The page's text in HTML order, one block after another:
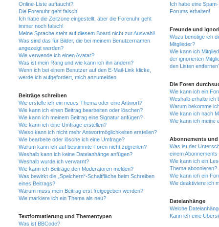
Online-Liste auftaucht?
Die Forenuhr geht falsch!
Ich habe die Zeitzone eingestellt, aber die Forenuhr geht
immer noch falsch!
Meine Sprache steht auf diesem Board nicht zur Auswahl!
Was sind das für Bilder, die bei meinem Benutzernamen
angezeigt werden?
Wie verwende ich einen Avatar?
Was ist mein Rang und wie kann ich ihn ändern?
Wenn ich bei einem Benutzer auf den E-Mail-Link klicke,
werde ich aufgefordert, mich anzumelden.
Beiträge schreiben
Wie erstelle ich ein neues Thema oder eine Antwort?
Wie kann ich einen Beitrag bearbeiten oder löschen?
Wie kann ich meinem Beitrag eine Signatur anfügen?
Wie kann ich eine Umfrage erstellen?
Wieso kann ich nicht mehr Antwortmöglichkeiten erstellen?
Wie bearbeite oder lösche ich eine Umfrage?
Warum kann ich auf bestimmte Foren nicht zugreifen?
Weshalb kann ich keine Dateianhänge anfügen?
Weshalb wurde ich verwarnt?
Wie kann ich Beiträge den Moderatoren melden?
Was bewirkt die „Speichern“-Schaltfläche beim Schreiben
eines Beitrags?
Warum muss mein Beitrag erst freigegeben werden?
Wie markiere ich ein Thema als neu?
Textformatierung und Thementypen
Was ist BBCode?
Ich habe eine
Forums erhalten!
Freunde und
Wozu benötige ich
Mitglieder?
Wie kann ich
der ignorierten
den Listen
Die Foren
Wie kann ich ein
Weshalb erhalte ich
Warum bekomme
Wie kann ich nach
Wie kann ich meine
Abonnements und
Was ist der
einem
Wie kann ich ein
Thema abonnieren?
Wie kann ich ein
Wie deaktiviere ich
Dateianhänge
Welche
Kann ich eine